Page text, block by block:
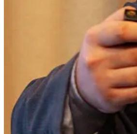
A análise de conversão ajuda a entender
feedback diretamente dos
8. Métricas de Satisfação do Cliente
Utilizar pesquisas de satisfação, como Net
9. Ferramentas e Relatórios da Uber